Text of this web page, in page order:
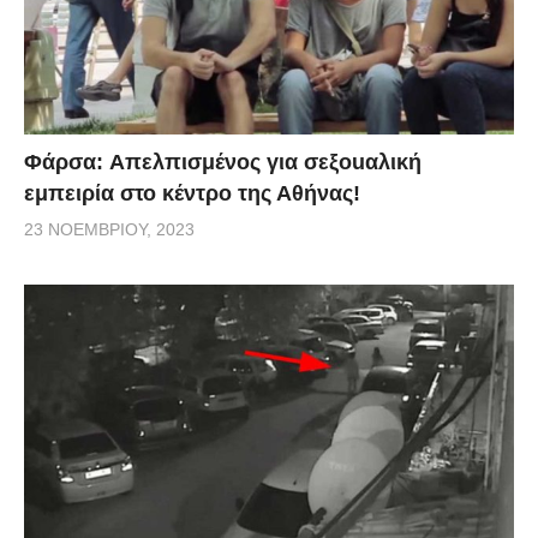
Φάρσα: Aπελπισμένος για σεξοuαλική
εμπειρία στο κέντρο της Αθήνας!
23 ΝΟΕΜΒΡΊΟΥ, 2023